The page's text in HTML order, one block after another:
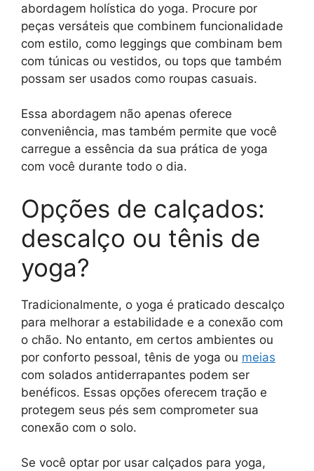
abordagem holística do yoga. Procure por
peças versáteis que combinem funcionalidade
com estilo, como leggings que combinam bem
com túnicas ou vestidos, ou tops que também
possam ser usados como roupas casuais.
Essa abordagem não apenas oferece
conveniência, mas também permite que você
carregue a essência da sua prática de yoga
com você durante todo o dia.
Opções de calçados:
descalço ou tênis de
yoga?
Tradicionalmente, o yoga é praticado descalço
para melhorar a estabilidade e a conexão com
o chão. No entanto, em certos ambientes ou
por conforto pessoal, tênis de yoga ou meias
com solados antiderrapantes podem ser
benéficos. Essas opções oferecem tração e
protegem seus pés sem comprometer sua
conexão com o solo.
Se você optar por usar calçados para yoga,